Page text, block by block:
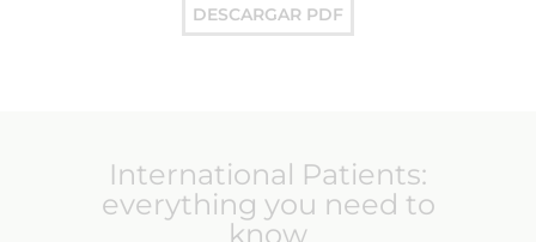
DESCARGAR PDF
International Patients:
everything you need to
know